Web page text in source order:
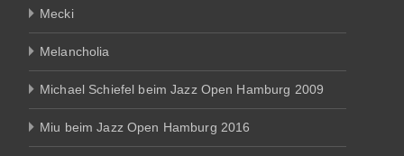
Mecki
Melancholia
Michael Schiefel beim Jazz Open Hamburg 2009
Miu beim Jazz Open Hamburg 2016